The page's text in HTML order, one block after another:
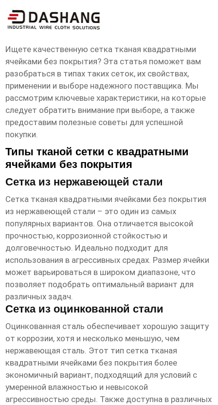
сетка тканая квадратными ячейками
без покрытия Поставщик
Ищете качественную сетка тканая квадратными
ячейками без покрытия? Эта статья поможет вам
разобраться в типах таких сеток, их свойствах,
применении и выборе надежного поставщика. Мы
рассмотрим ключевые характеристики, на которые
следует обратить внимание при выборе, а также
предоставим полезные советы для успешной
покупки.
Типы тканой сетки с квадратными
ячейками без покрытия
Сетка из нержавеющей стали
Сетка тканая квадратными ячейками без покрытия
из нержавеющей стали – это один из самых
популярных вариантов. Она отличается высокой
прочностью, коррозионной стойкостью и
долговечностью. Идеально подходит для
использования в агрессивных средах. Размер ячейки
может варьироваться в широком диапазоне, что
позволяет подобрать оптимальный вариант для
различных задач.
Сетка из оцинкованной стали
Оцинкованная сталь обеспечивает хорошую защиту
от коррозии, хотя и несколько меньшую, чем
нержавеющая сталь. Этот тип сетка тканая
квадратными ячейками без покрытия более
экономичный вариант, подходящий для условий с
умеренной влажностью и невысокой
агрессивностью среды. Также доступна в различных